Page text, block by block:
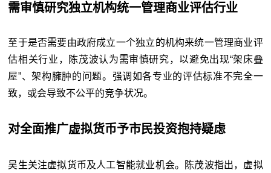
需审慎研究独立机构统一管理商业评估行业
至于是否需要由政府成立一个独立的机构来统一管理商业评
估相关行业，陈茂波认为需审慎研究，以避免出现“架床叠
屋”、架构臃肿的问题。强调如各专业的评估标准不完全一
致，或会导致不公平的竞争状况。
对全面推广虚拟货币予市民投资抱持疑虑
吴生关注虚拟货币及人工智能就业机会。陈茂波指出，虚拟